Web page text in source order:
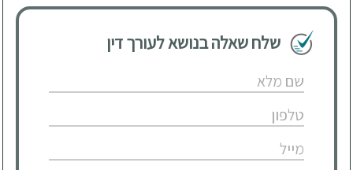
שלח שאלה בנושא לעורך דין